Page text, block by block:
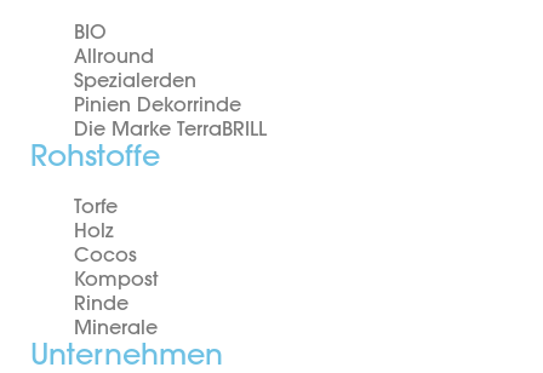
BIO
Allround
Spezialerden
Pinien Dekorrinde
Die Marke TerraBRILL
Rohstoffe
Torfe
Holz
Cocos
Kompost
Rinde
Minerale
Unternehmen